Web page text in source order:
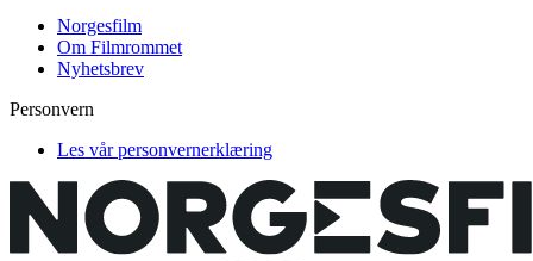
Norgesfilm
Om Filmrommet
Nyhetsbrev
Personvern
Les vår personvernerklæring